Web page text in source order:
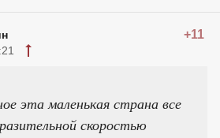
+11
эта маленькая страна все
скоростью